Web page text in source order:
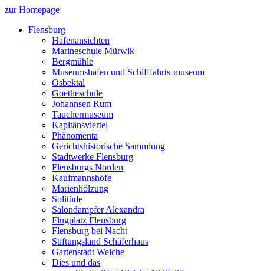
zur Homepage
Flensburg
Hafenansichten
Marineschule Mürwik
Bergmühle
Museumshafen und Schifffahrts-museum
Osbektal
Goetheschule
Johannsen Rum
Tauchermuseum
Kapitänsviertel
Phänomenta
Gerichtshistorische Sammlung
Stadtwerke Flensburg
Flensburgs Norden
Kaufmannshöfe
Marienhölzung
Solitüde
Salondampfer Alexandra
Flugplatz Flensburg
Flensburg bei Nacht
Stiftungsland Schäferhaus
Gartenstadt Weiche
Dies und das